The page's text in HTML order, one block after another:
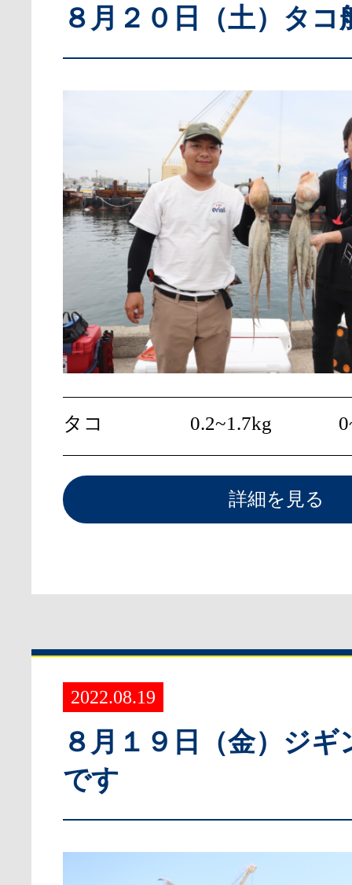
８月２０日（土）タコ
タコ 0.2~1.7kg
詳細を見る
2022.08.19
８月１９日（金）ジギ
です